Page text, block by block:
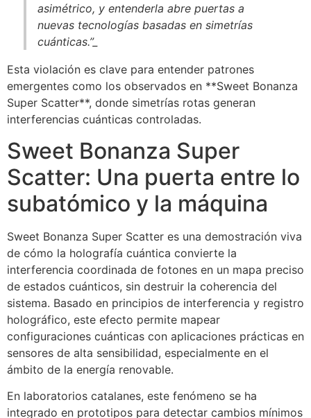
asimétrico, y entenderla abre puertas a
nuevas tecnologías basadas en simetrías
cuánticas.”_
Esta violación es clave para entender patrones
emergentes como los observados en **Sweet Bonanza
Super Scatter**, donde simetrías rotas generan
interferencias cuánticas controladas.
Sweet Bonanza Super
Scatter: Una puerta entre lo
subatómico y la máquina
Sweet Bonanza Super Scatter es una demostración viva
de cómo la holografía cuántica convierte la
interferencia coordinada de fotones en un mapa preciso
de estados cuánticos, sin destruir la coherencia del
sistema. Basado en principios de interferencia y registro
holográfico, este efecto permite mapear
configuraciones cuánticas con aplicaciones prácticas en
sensores de alta sensibilidad, especialmente en el
ámbito de la energía renovable.
En laboratorios catalanes, este fenómeno se ha
integrado en prototipos para detectar cambios mínimos